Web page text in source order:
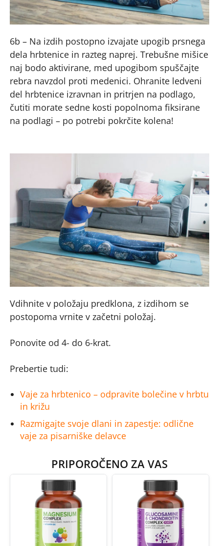
6b – Na izdih postopno izvajate upogib prsnega
dela hrbtenice in razteg naprej. Trebušne mišice
naj bodo aktivirane, med upogibom spuščajte
rebra navzdol proti medenici. Ohranite ledveni
del hrbtenice izravnan in pritrjen na podlago,
čutiti morate sedne kosti popolnoma fiksirane
na podlagi – po potrebi pokrčite kolena!
Vdihnite v položaju predklona, z izdihom se
postopoma vrnite v začetni položaj.
Ponovite od 4- do 6-krat.
Prebertie tudi:
Vaje za hrbtenico – odpravite bolečine v hrbtu
in križu
Razmigajte svoje dlani in zapestje: odlične
vaje za pisarniške delavce
PRIPOROČENO ZA VAS